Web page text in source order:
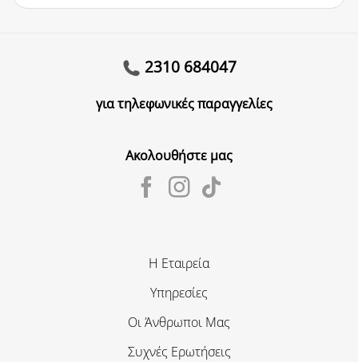
2310 684047
για τηλεφωνικές παραγγελίες
Ακολουθήστε μας
Η Εταιρεία
Υπηρεσίες
Οι Άνθρωποι Μας
Συχνές Ερωτήσεις